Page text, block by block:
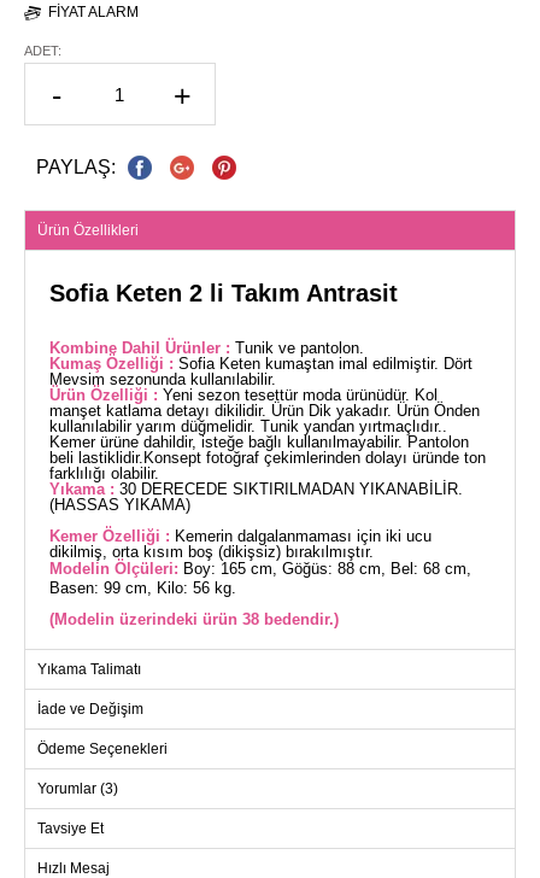
FIYAT ALARM
ADET:
- +
PAYLAŞ:
Ürün Özellikleri
Sofia Keten 2 li Takım Antrasit
Kombine Dahil Ürünler : Tunik ve pantolon.
Kumaş Özelliği : Sofia Keten kumaştan imal edilmiştir. Dört
Mevsim sezonunda kullanılabilir.
Ürün Özelliği : Yeni sezon tesettür moda ürünüdür. Kol
manşet katlama detayı dikilidir. Ürün Dik yakadır. Ürün Önden
kullanılabilir yarım düğmelidir. Tunik yandan yırtmaçlıdır..
Kemer ürüne dahildir, isteğe bağlı kullanılmayabilir. Pantolon
beli lastiklidir.Konsept fotoğraf çekimlerinden dolayı üründe ton
farklılığı olabilir.
Yıkama : 30 DERECEDE SIKTIRILMADAN YIKANABİLİR.
(HASSAS YIKAMA)
Kemer Özelliği : Kemerin dalgalanmaması için iki ucu
dikilmiş, orta kısım boş (dikişsiz) bırakılmıştır.
Modelin Ölçüleri: Boy: 165 cm, Göğüs: 88 cm, Bel: 68 cm,
Basen: 99 cm, Kilo: 56 kg.
(Modelin üzerindeki ürün 38 bedendir.)
Sofia Keten İkili Takım, stil sahibi tesettür modayı temsil
ediyor. Dört mevsim rahatlıkla kullanabileceğiniz bu takım,
özenle işlenmiş keten kumaştan üretilmiştir. Hassas yıkama ile
30 derecede yıkanabilen ürün, kolay kullanımı ve şık tasarımı
ile ön plana çıkar. Dik yakalı tunik, yandan yırtmaç detayları ve
yarım düğmeli ön kapatma özelliği ile modern bir görünüm
sunar. Tunikteki katlanabilir kol manşetleri ve ayarlanabilir
kemer, şıklığı ve işlevselliği bir araya getirir. Elastik bel
pantolon ise konforunuzu artırır. Bu takım, hem günlük
kullanım hem de özel günler için idealdir.
Yıkama Talimatı
İade ve Değişim
Ödeme Seçenekleri
Yorumlar (3)
Tavsiye Et
Hızlı Mesaj